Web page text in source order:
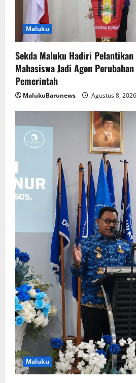
Maluku
Sekda Maluku Hadiri
Mahasiswa Jadi Agen
Pemerintah
MalukuBarunews Agustus 8, 2026
Maluku